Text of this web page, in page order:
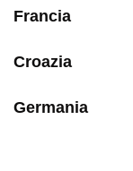
Francia
Croazia
Germania